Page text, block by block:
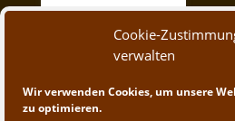
Cookie-
verwalten
Wir verwenden Cookies, um unsere
zu optimieren.